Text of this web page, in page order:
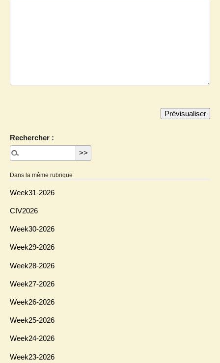
Rechercher :
Dans la même rubrique
Week31-2026
CIV2026
Week30-2026
Week29-2026
Week28-2026
Week27-2026
Week26-2026
Week25-2026
Week24-2026
Week23-2026